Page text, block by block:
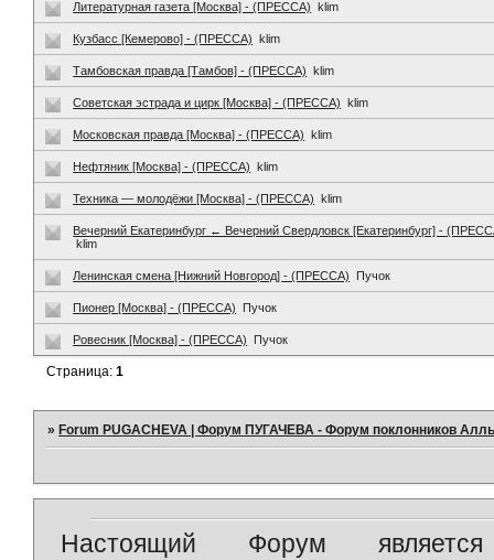
Литературная газета [Москва] - (ПРЕССА) klim
Кузбасс [Кемерово] - (ПРЕССА) klim
Тамбовская правда [Тамбов] - (ПРЕССА) klim
Советская эстрада и цирк [Москва] - (ПРЕССА) klim
Московская правда [Москва] - (ПРЕССА) klim
Нефтяник [Москва] - (ПРЕССА) klim
Техника — молодёжи [Москва] - (ПРЕССА) klim
Вечерний Екатеринбург ← Вечерний Свердловск [Екатеринбург] -
klim
Ленинская смена [Нижний Новгород] - (ПРЕССА) Пучок
Пионер [Москва] - (ПРЕССА) Пучок
Ровесник [Москва] - (ПРЕССА) Пучок
Страница:1
»Forum PUGACHEVA | Форум ПУГАЧЕВА - Форум поклонников
Настоящий Форум является